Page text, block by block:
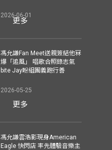
2026-06-01
更多
馮允謙Fan Meet送親簽結他冧
爆「追風」 唱歌合照錄志氣
bite Jay盼組團義跑行善
2026-05-25
更多
馮允謙雲浩影現身American
Eagle 快閃店 率先體驗音樂主